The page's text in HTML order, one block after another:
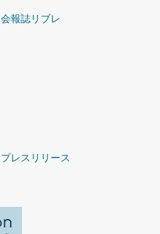
会報誌リブレ
プレスリリース